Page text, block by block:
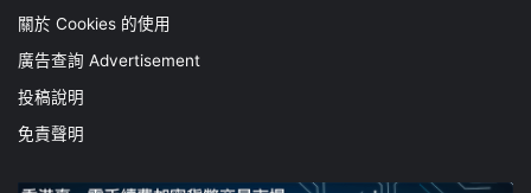
關於 Cookies 的使用
廣告查詢 Advertisement
投稿說明
免責聲明